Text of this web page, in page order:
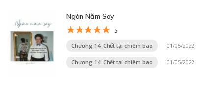
Ngàn Năm Say
5
Chương 14. Chết tại chiêm bao 01/05/2022
Chương 14. Chết tại chiêm bao 01/05/2022